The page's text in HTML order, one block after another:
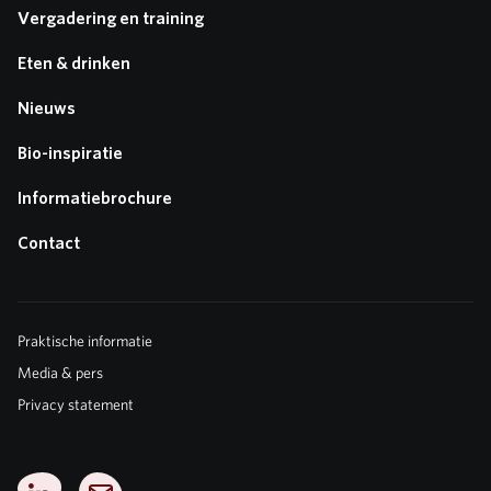
Vergadering en training
Eten & drinken
Nieuws
Bio-inspiratie
Informatiebrochure
Contact
Praktische informatie
Media & pers
Privacy statement